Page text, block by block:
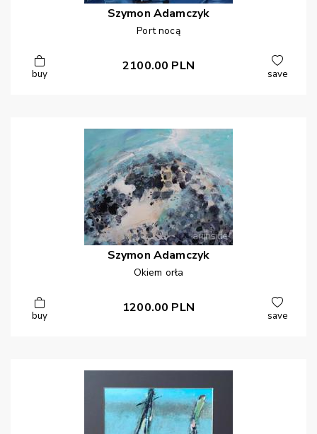
Szymon Adamczyk
Port nocą
buy
2100.00 PLN
save
Szymon Adamczyk
Okiem orła
buy
1200.00 PLN
save